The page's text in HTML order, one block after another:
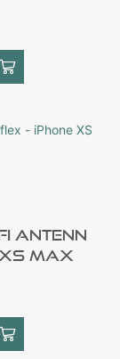
Antenn
Max